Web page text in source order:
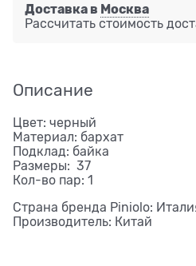
Доставка в Москва
Рассчитать стоимость
Описание
Цвет: черный
Материал: бархат
Подклад: байка
Размеры: 37
Кол-во пар: 1
Страна бренда Piniolo: